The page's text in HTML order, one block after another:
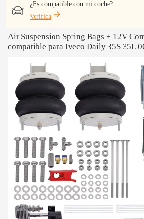
¿Es compatible con mi coche?
Verifica
Air Suspension Spring Bags + 12V
compatible para Iveco Daily 35S 35L